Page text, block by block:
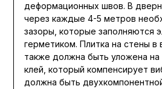
деформационных швов. В
через каждые 4-5 метров
зазоры, которые заполняются
герметиком. Плитка на стены в
также должна быть уложена на
клей, который компенсирует
должна быть